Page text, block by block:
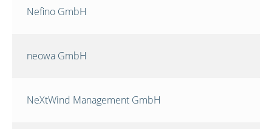
Nefino GmbH
neowa GmbH
NeXtWind Management GmbH